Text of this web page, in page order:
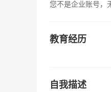
您不是企业账号，
教育经历
自我描述